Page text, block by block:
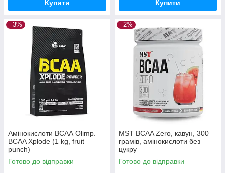
Купити Купити
–3%
Амінокислоти ВСАА Olimp.
BCAA Xplode (1 kg, fruit
punch)
Готово до відправки
–2%
MST BCAA Zero, кавун, 300
грамів, амінокислоти без
цукру
Готово до відправки